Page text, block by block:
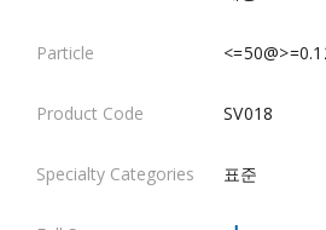
SV018
표준